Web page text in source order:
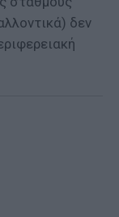
δεν